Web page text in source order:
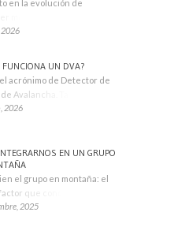
en la evolución de
montañero
2026
FUNCIONA UN DVA?
el acrónimo de Detector de
Avalancha. También se
2026
EN UN GRUPO
el grupo en montaña: el
que condiciona tu
2025